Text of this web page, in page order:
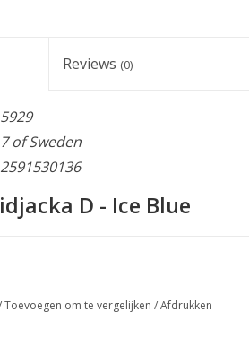
Reviews (0)
of Sweden
D - Ice Blue
Toevoegen om te vergelijken /Afdrukken